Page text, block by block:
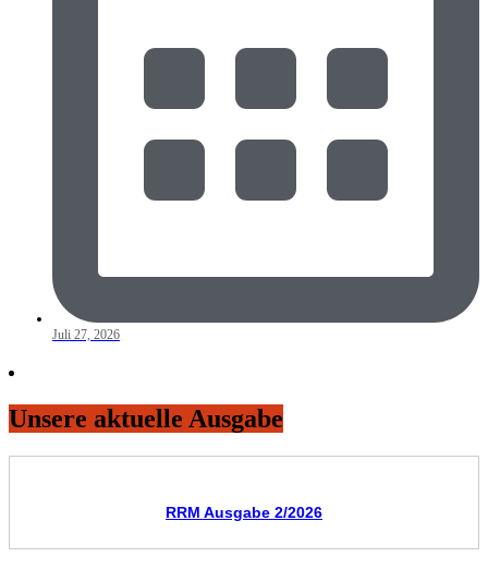
Juli 27, 2026
Unsere aktuelle Ausgabe
RRM Ausgabe 2/2026